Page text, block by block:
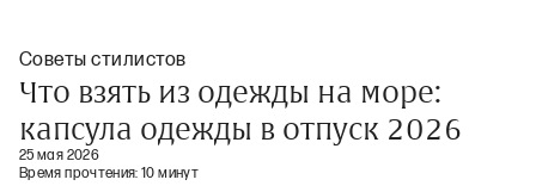
Советы стилистов
Что взять из одежды на море:
капсула одежды в отпуск 2026
25 мая 2026
Время прочтения:10 минут